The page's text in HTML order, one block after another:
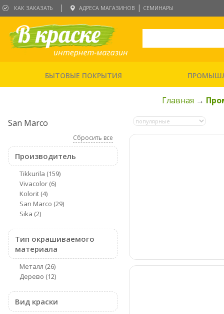
КАК ЗАКАЗАТЬ | АДРЕСА МАГАЗИНОВ | СЕМИНАРЫ
БЫТОВЫЕ ПОКРЫТИЯ
Главная →
San Marco
Сбросить все
Производитель
Tikkurila (159)
Vivacolor (6)
Kolorit (4)
San Marco (29)
Sika (2)
Тип окрашиваемого
материала
Металл (26)
Дерево (12)
Вид краски